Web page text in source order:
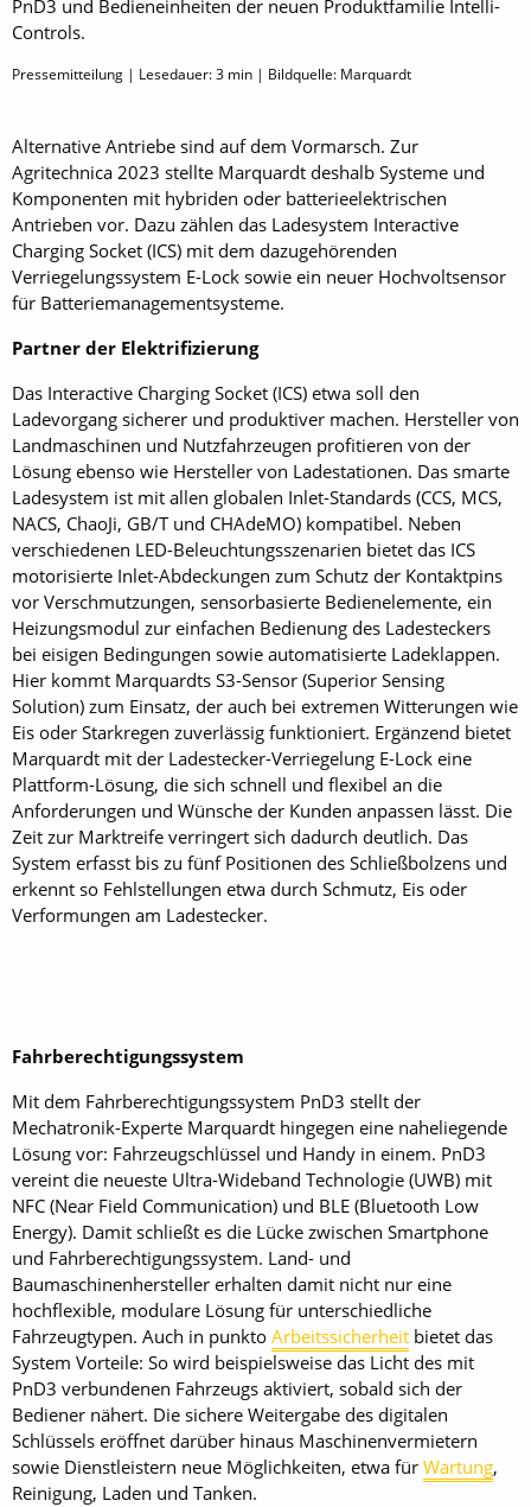
PnD3 und Bedieneinheiten der neuen Produktfamilie Intelli-
Controls.
Pressemitteilung | Lesedauer:3 min | Bildquelle: Marquardt
Alternative Antriebe sind auf dem Vormarsch. Zur
Agritechnica 2023 stellte Marquardt deshalb Systeme und
Komponenten mit hybriden oder batterieelektrischen
Antrieben vor. Dazu zählen das Ladesystem Interactive
Charging Socket (ICS) mit dem dazugehörenden
Verriegelungssystem E-Lock sowie ein neuer Hochvoltsensor
für Batteriemanagementsysteme.
Partner der Elektrifizierung
Das Interactive Charging Socket (ICS) etwa soll den
Ladevorgang sicherer und produktiver machen. Hersteller von
Landmaschinen und Nutzfahrzeugen profitieren von der
Lösung ebenso wie Hersteller von Ladestationen. Das smarte
Ladesystem ist mit allen globalen Inlet-Standards (CCS, MCS,
NACS, ChaoJi, GB/T und CHAdeMO) kompatibel. Neben
verschiedenen LED-Beleuchtungsszenarien bietet das ICS
motorisierte Inlet-Abdeckungen zum Schutz der Kontaktpins
vor Verschmutzungen, sensorbasierte Bedienelemente, ein
Heizungsmodul zur einfachen Bedienung des Ladesteckers
bei eisigen Bedingungen sowie automatisierte Ladeklappen.
Hier kommt Marquardts S3-Sensor (Superior Sensing
Solution) zum Einsatz, der auch bei extremen Witterungen wie
Eis oder Starkregen zuverlässig funktioniert. Ergänzend bietet
Marquardt mit der Ladestecker-Verriegelung E-Lock eine
Plattform-Lösung, die sich schnell und flexibel an die
Anforderungen und Wünsche der Kunden anpassen lässt. Die
Zeit zur Marktreife verringert sich dadurch deutlich. Das
System erfasst bis zu fünf Positionen des Schließbolzens und
erkennt so Fehlstellungen etwa durch Schmutz, Eis oder
Verformungen am Ladestecker.
Fahrberechtigungssystem
Mit dem Fahrberechtigungssystem PnD3 stellt der
Mechatronik-Experte Marquardt hingegen eine naheliegende
Lösung vor: Fahrzeugschlüssel und Handy in einem. PnD3
vereint die neueste Ultra-Wideband Technologie (UWB) mit
NFC (Near Field Communication) und BLE (Bluetooth Low
Energy). Damit schließt es die Lücke zwischen Smart­phone
und Fahrberechtigungssystem. Land- und
Baumaschinenhersteller erhalten damit nicht nur eine
hochflexible, modulare Lösung für unterschiedliche
Fahrzeugtypen. Auch in punkto Arbeitssicherheit bietet das
System Vorteile: So wird beispielsweise das Licht des mit
PnD3 verbundenen Fahrzeugs aktiviert, sobald sich der
Bediener nähert. Die sichere Weitergabe des digitalen
Schlüssels eröffnet darüber hinaus Maschinenvermietern
sowie Dienstleistern neue Möglichkeiten, etwa für Wartung,
Reinigung, Laden und Tanken.